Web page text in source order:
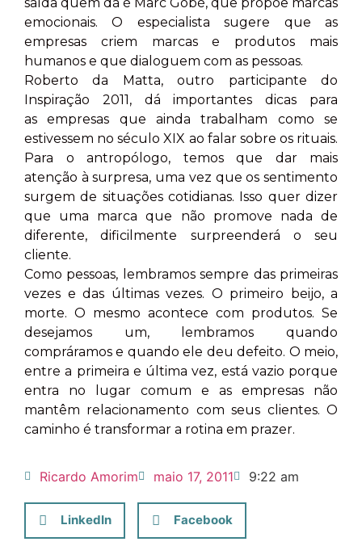
emocionais. O especialista sugere que as
empresas criem marcas e produtos mais
humanos e que dialoguem com as pessoas.
Roberto da Matta, outro participante do
Inspiração 2011, dá importantes dicas para
as empresas que ainda trabalham como se
estivessem no século XIX ao falar sobre os rituais.
Para o antropólogo, temos que dar mais
atenção à surpresa, uma vez que os sentimento
surgem de situações cotidianas. Isso quer dizer
que uma marca que não promove nada de
diferente, dificilmente surpreenderá o seu
cliente.
Como pessoas, lembramos sempre das primeiras
vezes e das últimas vezes. O primeiro beijo, a
morte. O mesmo acontece com produtos. Se
desejamos um, lembramos quando
compráramos e quando ele deu defeito. O meio,
entre a primeira e última vez, está vazio porque
entra no lugar comum e as empresas não
mantêm relacionamento com seus clientes. O
caminho é transformar a rotina em prazer.
Ricardo Amorim maio 17, 2011 9:22 am
LinkedIn Facebook